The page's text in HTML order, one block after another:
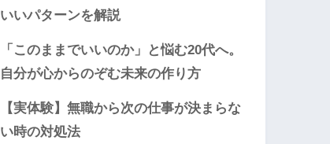
いいパターンを解説
「このままでいいのか」と悩む20代へ。
自分が心からのぞむ未来の作り方
【実体験】無職から次の仕事が決まらな
い時の対処法